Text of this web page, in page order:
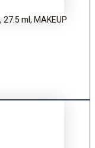
ml, MAKEUP